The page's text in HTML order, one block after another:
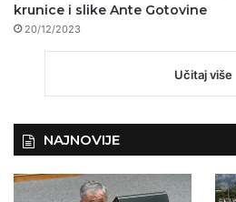
krunice i slike Ante Gotovine
20/12/2023
Učitaj više
NAJNOVIJE